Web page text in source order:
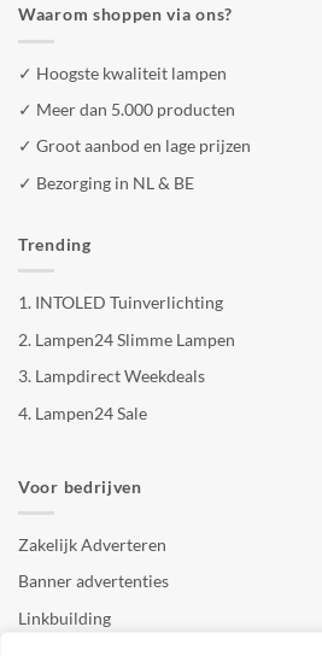
Waarom shoppen via ons?
✓ Hoogste kwaliteit lampen
✓ Meer dan 5.000 producten
✓ Groot aanbod en lage prijzen
✓ Bezorging in NL & BE
Trending
1. INTOLED Tuinverlichting
2. Lampen24 Slimme Lampen
3. Lampdirect Weekdeals
4. Lampen24 Sale
Voor bedrijven
Zakelijk Adverteren
Banner advertenties
Linkbuilding